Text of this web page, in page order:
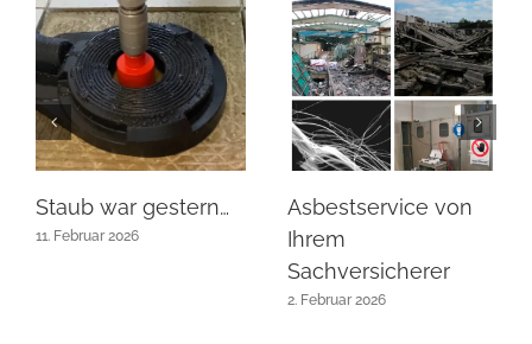
Staub war gestern…
11. Februar 2026
Asbestservice von
Ihrem
Sachversicherer
2. Februar 2026